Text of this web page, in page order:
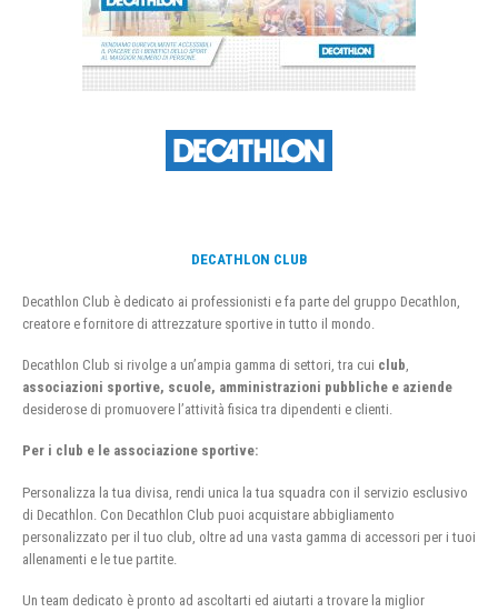
DECATHLON CLUB
Decathlon Club è dedicato ai professionisti e fa parte del gruppo Decathlon,
creatore e fornitore di attrezzature sportive in tutto il mondo.
Decathlon Club si rivolge a un’ampia gamma di settori, tra cui club
associazioni sportive, scuole, amministrazioni pubbliche e aziende
desiderose di promuovere l’attività fisica tra dipendenti e clienti.
Per i club e le associazione sportive:
Personalizza la tua divisa, rendi unica la tua squadra con il servizio esclusivo
di Decathlon. Con Decathlon Club puoi acquistare abbigliamento
personalizzato per il tuo club, oltre ad una vasta gamma di accessori per i tuoi
allenamenti e le tue partite.
Un team dedicato è pronto ad ascoltarti ed aiutarti a trovare la miglior